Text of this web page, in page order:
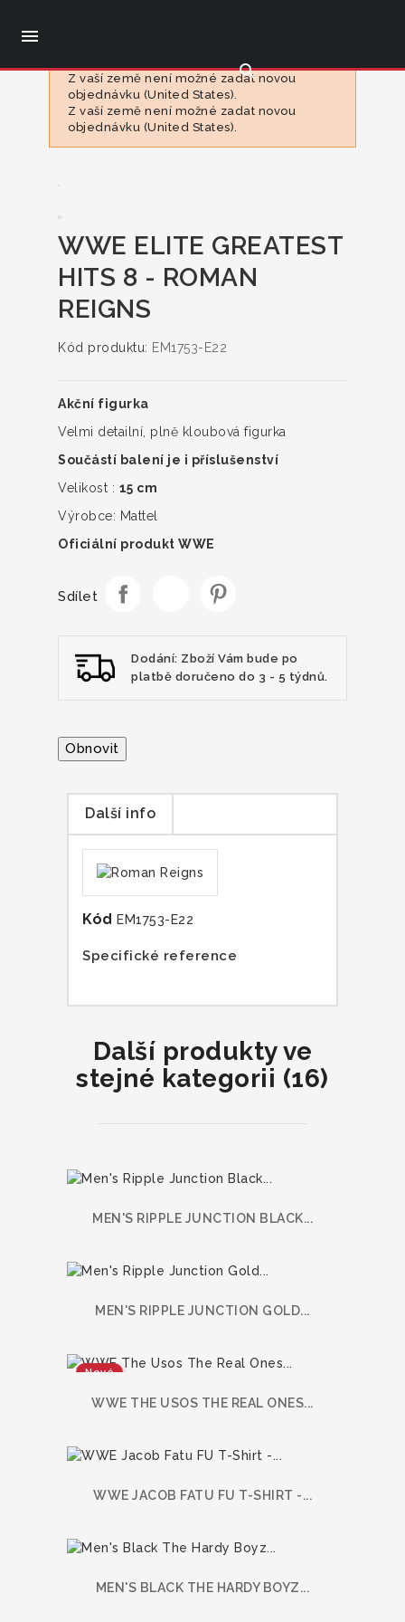

search
Z vaší země není možné zadat novou
objednávku (United States).
Z vaší země není možné zadat novou
objednávku (United States).
WWE ELITE GREATEST
HITS 8 - ROMAN
REIGNS
Kód produktu: EM1753-E22
Akční figurka
Velmi detailní, plně kloubová figurka
Součástí balení je i příslušenství
Velikost : 15 cm
Výrobce: Mattel
Oficiální produkt WWE
Sdílet
Dodání: Zboží Vám bude po
platbě doručeno do 3 - 5 týdnů.
Další info
Kód EM1753-E22
Specifické reference
Další produkty ve
stejné kategorii (16)
MEN'S RIPPLE JUNCTION BLACK...
MEN'S RIPPLE JUNCTION GOLD...
Nové
WWE THE USOS THE REAL ONES...
WWE JACOB FATU FU T-SHIRT -...
MEN'S BLACK THE HARDY BOYZ...